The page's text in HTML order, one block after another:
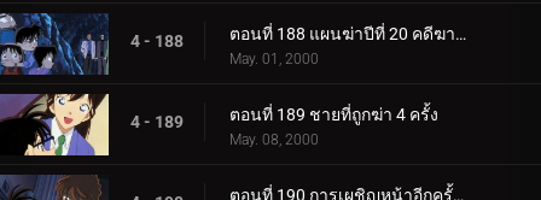
4 - 188 ตอนที่ 188 แผนฆ่าปีที่ 20 คดีฆาตกรรมต่อเนื่อง ซิมโฟนี่หมายเลข 1 (ตอนพิเศษ ตอนจบ)
May. 01, 2000
4 - 189 ตอนที่ 189 ชายที่ถูกฆ่า 4 ครั้ง
May. 08, 2000
ตอนที่ 190 การเผชิญหน้าอีกครั้งกับองค์กรชุดดำ (ภาคไฮบาระ)